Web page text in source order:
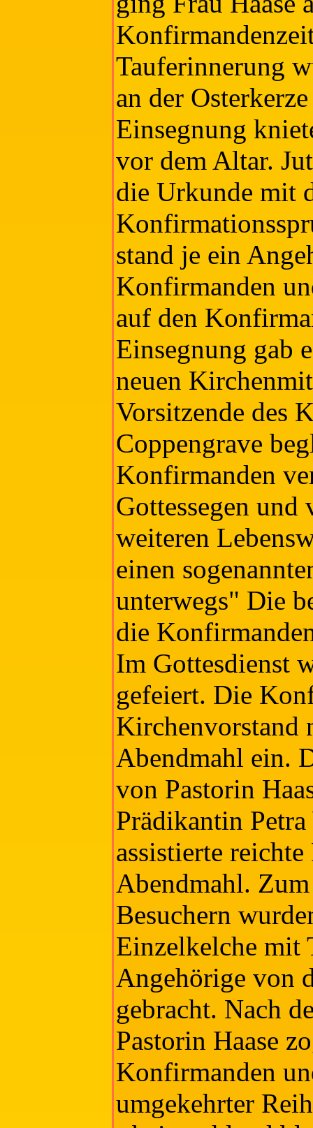
Tauferinnerung
an der
Einsegnung
vor dem Altar.
die Urkunde mit
stand je ein
Konfirmanden
auf den
Einsegnung gab
neuen
Vorsitzende des
Coppengrave
Konfirmanden
Gottessegen
weiteren
einen
unterwegs" Die
die
Im Gottesdienst
gefeiert. Die
Kirchenvorstand
Abendmahl ein.
von Pastorin
Prädikantin
assistierte reichte
Abendmahl.
Besuchern
Einzelkelche mit
Angehörige von
gebracht. Nach
Pastorin Haase
Konfirmanden
umgekehrter